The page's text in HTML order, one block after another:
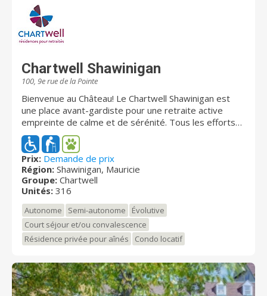
Chartwell Shawinigan
100, 9e rue de la Pointe
Bienvenue au Château! Le Chartwell Shawinigan est
une place avant-gardiste pour une retraite active
empreinte de calme et de sérénité. Tous les efforts
sont mis en place pour vous offrir des services
parfaitement adaptés à vos besoins. Notre milieu
s'adapte à votre rythme de vie. Le complexe est
situé sur la 9e rue de la Pointe. Il se trouve à
proximité de la piste cyclable, de l'hôtel de ville, de
l'église Saint-Pierre et de plusieurs services et
commerces. La résidence se caractérise par sa vue
exceptionnelle sur la rivière Saint-Maurice et sur le
centre-ville de Shawinigan. La vue est imprenable peu
importe l'appartement choisi. L'expérience client est
appartements et 31 unités de soins) Il est ouvert
depuis le 1er décembre 2019. Venez nous rencontrer,
on vous le dit, le bonheur est ici!
Prix: Demande de prix
Région: Shawinigan, Mauricie
Groupe: Chartwell
Unités: 316
Autonome Semi-autonome
Évolutive
Court séjour et/ou convalescence
Résidence privée pour aînés
Condo locatif